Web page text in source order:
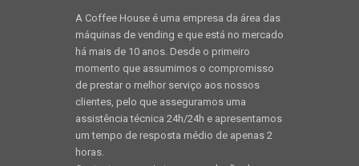
A Coffee House é uma empresa da área das
máquinas de vending e que está no mercado
há mais de 10 anos. Desde o primeiro
momento que assumimos o compromisso
de prestar o melhor serviço aos nossos
clientes, pelo que asseguramos uma
assistência técnica 24h/24h e apresentamos
um tempo de resposta médio de apenas 2
horas.